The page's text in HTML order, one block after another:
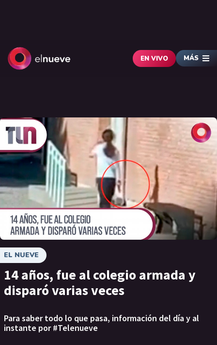
EN VIVO MÁS
EL NUEVE
14 años, fue al colegio armada y
disparó varias veces
Para saber todo lo que pasa, información del día y al
instante por #Telenueve